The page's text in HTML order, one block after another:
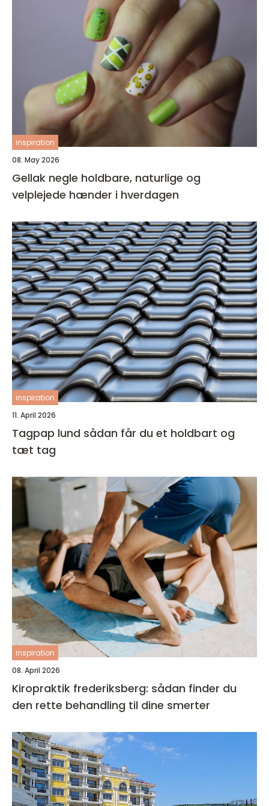
inspiration
08. May 2026
Gellak negle holdbare, naturlige og
velplejede hænder i hverdagen
inspiration
11. April 2026
Tagpap lund sådan får du et holdbart og
tæt tag
inspiration
08. April 2026
Kiropraktik frederiksberg: sådan finder du
den rette behandling til dine smerter